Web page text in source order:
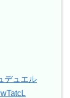
デュエル